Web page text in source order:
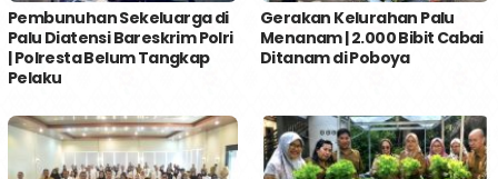
Pembunuhan Sekeluarga di
Palu Diatensi Bareskrim Polri
| Polresta Belum Tangkap
Pelaku
Gerakan Kelurahan Palu
Menanam | 2.000 Bibit Cabai
Ditanam di Poboya